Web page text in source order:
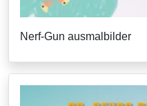
Nerf-Gun ausmalbilder